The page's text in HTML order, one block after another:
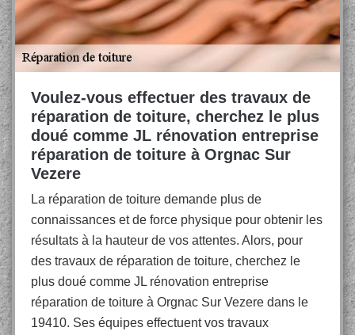
Voulez-vous effectuer des travaux de
réparation de toiture, cherchez le plus
doué comme JL rénovation entreprise
réparation de toiture à Orgnac Sur
Vezere
La réparation de toiture demande plus de
connaissances et de force physique pour obtenir les
résultats à la hauteur de vos attentes. Alors, pour
des travaux de réparation de toiture, cherchez le
plus doué comme JL rénovation entreprise
réparation de toiture à Orgnac Sur Vezere dans le
19410. Ses équipes effectuent vos travaux